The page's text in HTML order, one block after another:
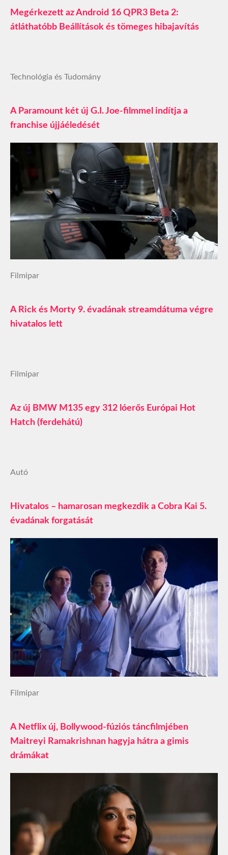
Megérkezett az Android 16 QPR3 Beta 2:
átláthatóbb Beállítások és tömeges hibajavítás
Technológia és Tudomány
A Paramount két új G.I. Joe-filmmel indítja a
franchise újjáéledését
Filmipar
A Rick és Morty 9. évadának streamdátuma végre
hivatalos lett
Filmipar
Az új BMW M135 egy 312 lóerős Európai Hot
Hatch (ferdehátú)
Autó
Hivatalos – hamarosan megkezdik a Cobra Kai 5.
évadának forgatását
Filmipar
A Netflix új, Bollywood-fúziós táncfilmjében
Maitreyi Ramakrishnan hagyja hátra a gimis
drámákat